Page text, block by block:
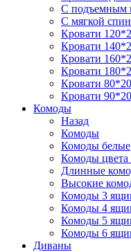
С подъемным
С мягкой
Кровати
Кровати
Кровати
Кровати
Кровати
Кровати
Комоды
Назад
Комоды
Комоды белые
Комоды цвета
Длинные
Высокие
Комоды 3
Комоды 4
Комоды 5
Комоды 6
Диваны